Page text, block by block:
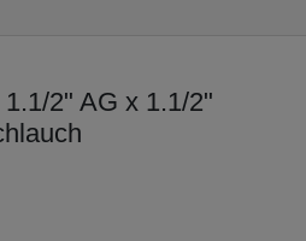
2" AG x 1.1/2"